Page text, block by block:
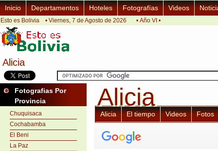
Alicia
Alicia
Inicio Departamentos Hoteles Fotografías Videos
Esto es Bolivia • Viernes, 7 de Agosto de 2026 • Año VI •
Fotografias Por
Provincia
Chuquisaca
Cochabamba
El Beni
La Paz
Alicia
Alicia
Alicia El tiempo Videos Fotos